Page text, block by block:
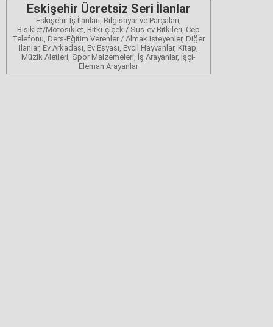
Eskişehir Ücretsiz Seri İlanlar
Eskişehir İş İlanları, Bilgisayar ve Parçaları,
Bisiklet/Motosiklet, Bitki-çiçek / Süs-ev Bitkileri, Cep
Telefonu, Ders-Eğitim Verenler / Almak İsteyenler, Diğer
İlanlar, Ev Arkadaşı, Ev Eşyası, Evcil Hayvanlar, Kitap,
Müzik Aletleri, Spor Malzemeleri, İş Arayanlar, İşçi-
Eleman Arayanlar